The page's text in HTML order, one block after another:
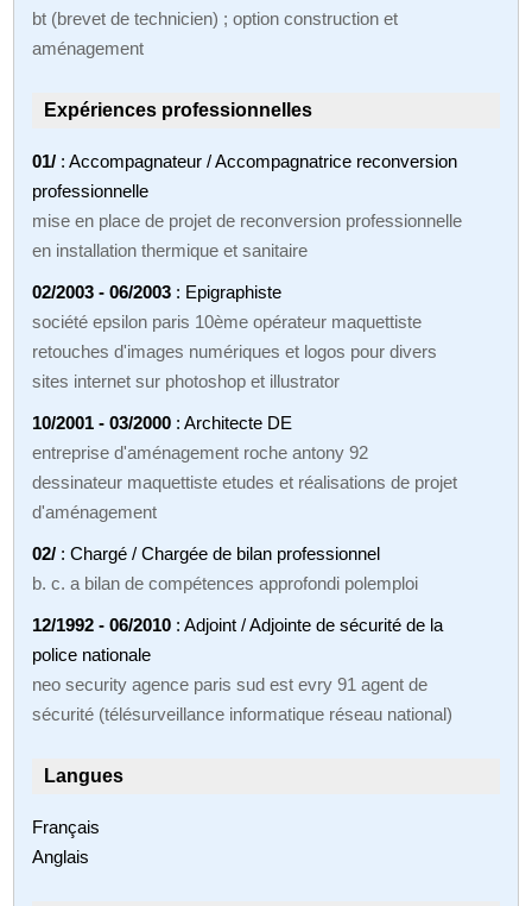
bt (brevet de technicien) ; option construction et
aménagement
Expériences professionnelles
01/ : Accompagnateur / Accompagnatrice reconversion
professionnelle
mise en place de projet de reconversion professionnelle
en installation thermique et sanitaire
02/2003 - 06/2003 : Epigraphiste
société epsilon paris 10ème opérateur maquettiste
retouches d'images numériques et logos pour divers
sites internet sur photoshop et illustrator
10/2001 - 03/2000 : Architecte DE
entreprise d'aménagement roche antony 92
dessinateur maquettiste etudes et réalisations de projet
d'aménagement
02/ : Chargé / Chargée de bilan professionnel
b. c. a bilan de compétences approfondi polemploi
12/1992 - 06/2010 : Adjoint / Adjointe de sécurité de la
police nationale
neo security agence paris sud est evry 91 agent de
sécurité (télésurveillance informatique réseau national)
Langues
Français
Anglais